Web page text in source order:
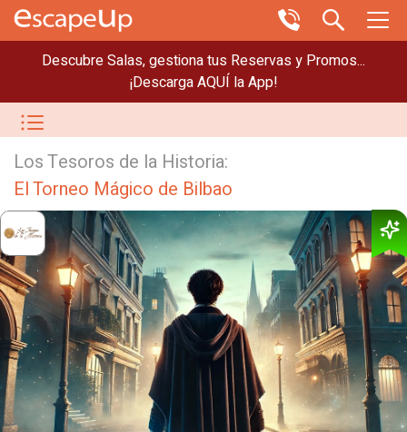
Descubre Salas, gestiona tus Reservas y Promos...
¡Descarga AQUÍ la App!
Los Tesoros de la Historia:
El Torneo Mágico de Bilbao